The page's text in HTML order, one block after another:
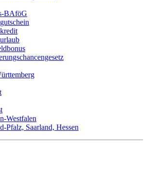
BAföG
Westfalen
Pfalz, Saarland, Hessen